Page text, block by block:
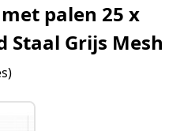
palen 25 x
Staal Grijs Mesh